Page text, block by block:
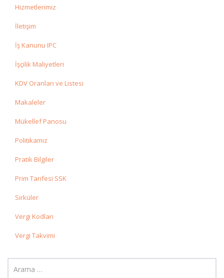
Hizmetlerimiz
İletişim
İş Kanunu IPC
İşçilik Maliyetleri
KDV Oranları ve Listesi
Makaleler
Mükellef Panosu
Politikamız
Pratik Bilgiler
Prim Tarifesi SSK
Sirküler
Vergi Kodları
Vergi Takvimi